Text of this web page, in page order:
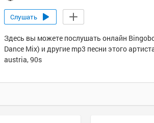
Слушать
Здесь вы можете послушать онлайн
Dance Mix) и другие mp3 песни этого
austria, 90s